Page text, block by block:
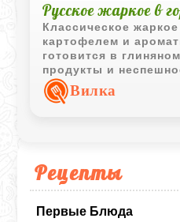
Рецепты
Первые Блюда
Русское жаркое в
Классическое
картофелем и
готовится в
продукты и
насыщенный вкус,
домашней кухни.
Вилка